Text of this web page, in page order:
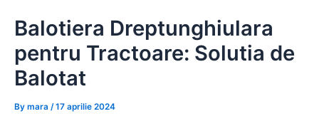
Balotiera Dreptunghiulara
pentru Tractoare: Solutia de
Balotat
By mara /17 aprilie 2024